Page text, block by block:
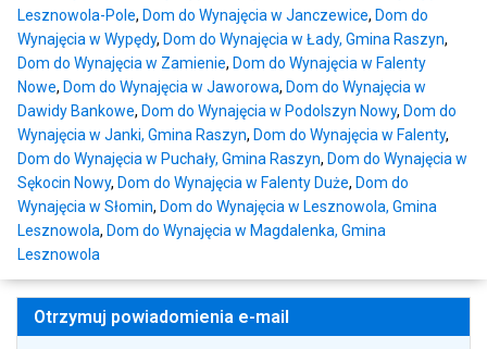
Lesznowola-Pole, Dom do Wynajęcia w Janczewice, Dom do
Wynajęcia w Wypędy, Dom do Wynajęcia w Łady, Gmina Raszyn,
Dom do Wynajęcia w Zamienie, Dom do Wynajęcia w Falenty
Nowe, Dom do Wynajęcia w Jaworowa, Dom do Wynajęcia w
Dawidy Bankowe, Dom do Wynajęcia w Podolszyn Nowy, Dom do
Wynajęcia w Janki, Gmina Raszyn, Dom do Wynajęcia w Falenty,
Dom do Wynajęcia w Puchały, Gmina Raszyn, Dom do Wynajęcia w
Sękocin Nowy, Dom do Wynajęcia w Falenty Duże, Dom do
Wynajęcia w Słomin, Dom do Wynajęcia w Lesznowola, Gmina
Lesznowola, Dom do Wynajęcia w Magdalenka, Gmina
Lesznowola
Otrzymuj powiadomienia e-mail